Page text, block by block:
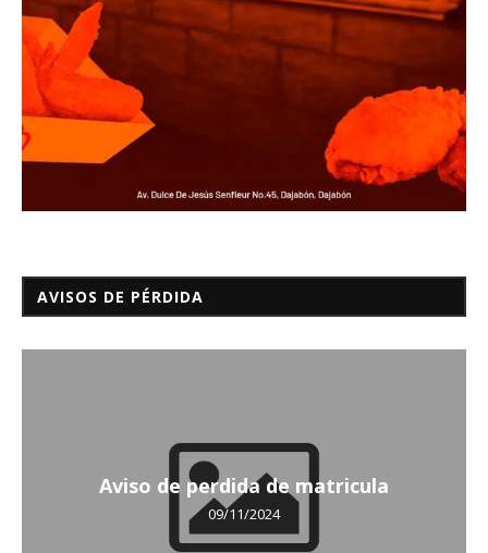
AVISOS DE PÉRDIDA
Aviso de perdida de matricula
09/11/2024